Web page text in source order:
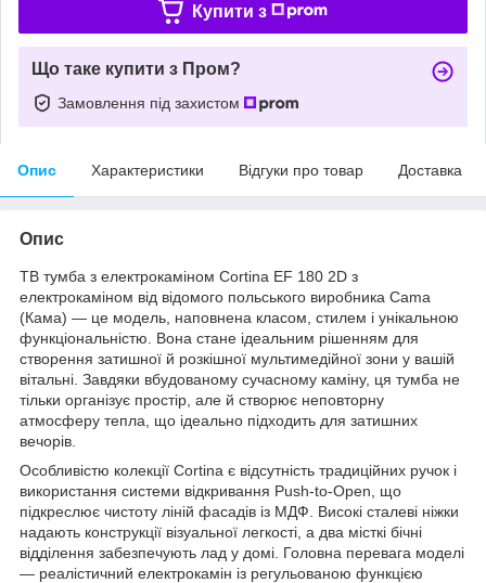
Купити з
Що таке купити з Пром?
Замовлення під захистом
Опис Характеристики Відгуки про товар Доставка
Опис
ТВ тумба з електрокаміном Cortina EF 180 2D з
електрокаміном від відомого польського виробника Cama
(Кама) — це модель, наповнена класом, стилем і унікальною
функціональністю. Вона стане ідеальним рішенням для
створення затишної й розкішної мультимедійної зони у вашій
вітальні. Завдяки вбудованому сучасному каміну, ця тумба не
тільки організує простір, але й створює неповторну
атмосферу тепла, що ідеально підходить для затишних
вечорів.
Особливістю колекції Cortina є відсутність традиційних ручок і
використання системи відкривання Push-to-Open, що
підкреслює чистоту ліній фасадів із МДФ. Високі сталеві ніжки
надають конструкції візуальної легкості, а два місткі бічні
відділення забезпечують лад у домі. Головна перевага моделі
— реалістичний електрокамін із регульованою функцією